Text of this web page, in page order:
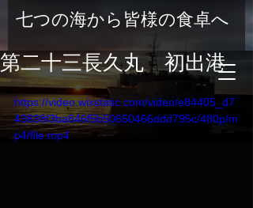
七つの海から皆様の食卓へ
第二十三長久丸 初出港
https://video.wixstatic.com/video/e84405_d7
43838f3ba846f5b50650466ddd795c/480p/m
p4/file.mp4